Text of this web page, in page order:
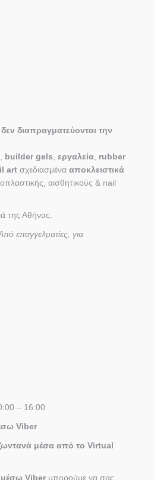
διαπραγματεύονται την
, builder gels, εργαλεία, rubber
art σχεδιασμένα αποκλειστικά
αισθητικούς & nail
της Αθήνας.
επαγγελματίες, για
– 16:00
Viber
μέσα από το Virtual
μέσω Viber μπορούμε να σας